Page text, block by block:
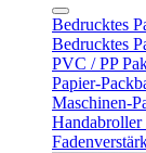
Bedrucktes
Bedrucktes
PVC / PP
Papier-
Maschinen-
Handabroller